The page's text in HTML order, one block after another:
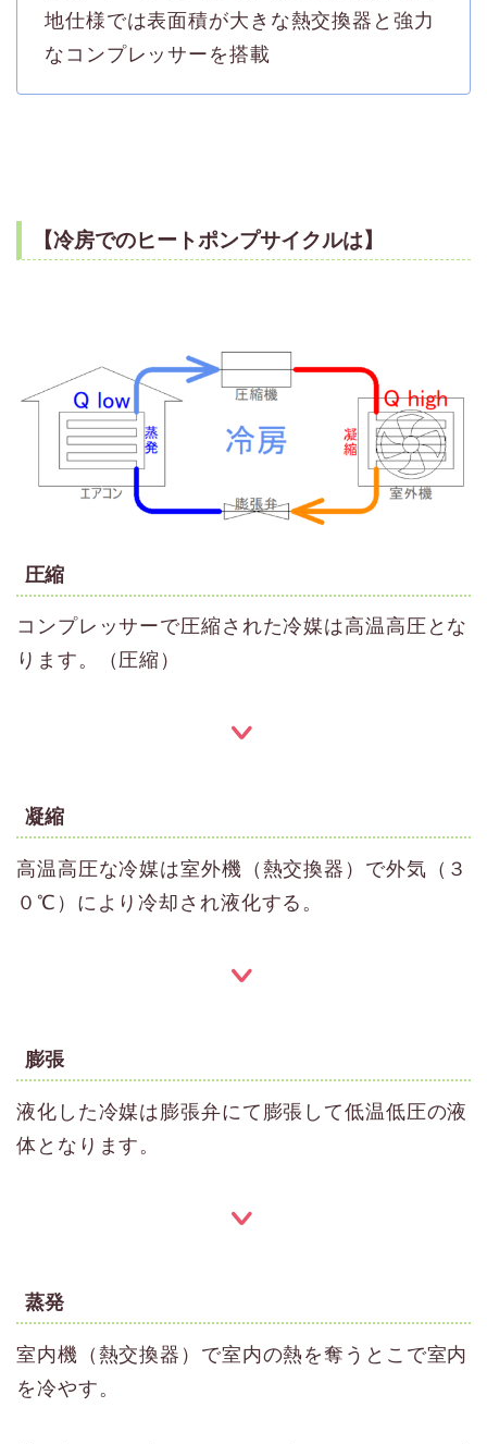
地仕様では表面積が大きな熱交換器と強力
なコンプレッサーを搭載
【冷房でのヒートポンプサイクルは】
圧縮
コンプレッサーで圧縮された冷媒は高温高圧とな
ります。（圧縮）
凝縮
高温高圧な冷媒は室外機（熱交換器）で外気（３
０℃）により冷却され液化する。
膨張
液化した冷媒は膨張弁にて膨張して低温低圧の液
体となります。
蒸発
室内機（熱交換器）で室内の熱を奪うとこで室内
を冷やす。